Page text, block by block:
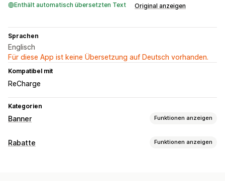
Enthält automatisch übersetzten Text Original anzeigen
Sprachen
Englisch
Für diese App ist keine Übersetzung auf Deutsch vorhanden.
Kompatibel mit
ReCharge
Kategorien
Banner Funktionen anzeigen
Bannertyp
Rabatte Funktionen anzeigen